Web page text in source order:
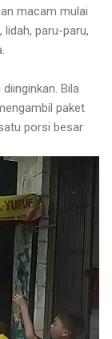
macam mulai
paru-paru,
Bila
paket
porsi besar